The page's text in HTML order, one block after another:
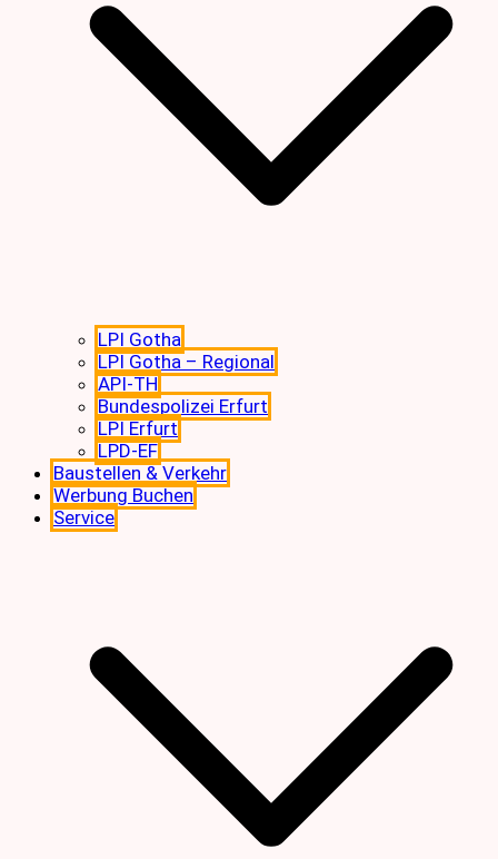
LPI Gotha
LPI Gotha – Regional
API-TH
Bundespolizei Erfurt
LPI Erfurt
LPD-EF
Baustellen & Verkehr
Werbung Buchen
Service